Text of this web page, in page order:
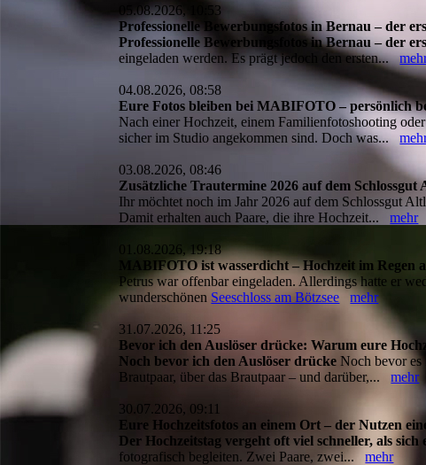
05.08.2026, 10:53
Professionelle Bewerbungsfotos in Bernau – der
Professionelle Bewerbungsfotos in Bernau – der
eingeladen werden. Es prägt jedoch den ersten...
04.08.2026, 08:58
Eure Fotos bleiben bei MABIFOTO – persönlich
Nach einer Hochzeit, einem Familienfotoshooting
sicher im Studio angekommen sind. Doch was...
03.08.2026, 08:46
Zusätzliche Trautermine 2026 auf dem Schlossgut
Ihr möchtet noch im Jahr 2026 auf dem Schlossgut
Damit erhalten auch Paare, die ihre Hochzeit...mehr
01.08.2026, 19:18
MABIFOTO ist wasserdicht – Hochzeit im Regen
Petrus war offenbar eingeladen. Allerdings hatte er
wunderschönen Seeschloss am Bötzsee mehr
31.07.2026, 11:25
Bevor ich den Auslöser drücke: Warum eure
Noch bevor ich den Auslöser drücke Noch bevor es
Brautpaar, über das Brautpaar – und darüber,...mehr
30.07.2026, 09:11
Eure Hochzeitsfotos an einem Ort – der Nutzen
Der Hochzeitstag vergeht oft viel schneller, als
fotografisch begleiten. Zwei Paare, zwei...mehr